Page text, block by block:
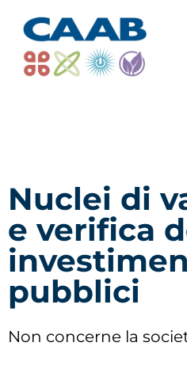
Nuclei di
e verifica
pubblici
Non concerne la